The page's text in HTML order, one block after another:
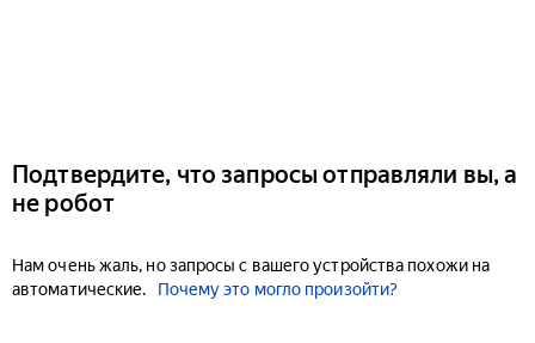
Подтвердите, что запросы отправляли вы, а
не робот
Нам очень жаль, но запросы с вашего устройства похожи на
автоматические.
Почему это могло произойти?